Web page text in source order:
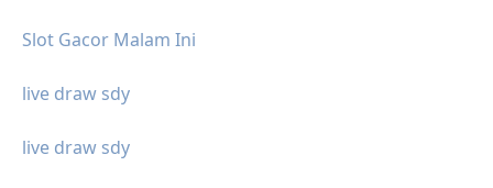
Slot Gacor Malam Ini
live draw sdy
live draw sdy